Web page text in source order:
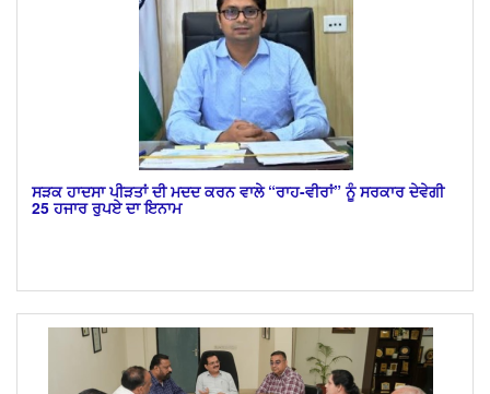
ਸੜਕ ਹਾਦਸਾ ਪੀੜਤਾਂ ਦੀ ਮਦਦ ਕਰਨ ਵਾਲੇ “ਰਾਹ-ਵੀਰਾਂ” ਨੂੰ ਸਰਕਾਰ ਦੇਵੇਗੀ
25 ਹਜਾਰ ਰੁਪਏ ਦਾ ਇਨਾਮ